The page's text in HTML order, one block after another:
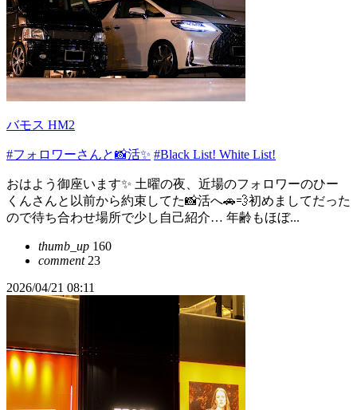
バモス HM2
#フォロワーさんと📸活✨ #Black List! White List!
おはよう御座います✨ 土曜の夜、近場のフォロワーのひー
くんさんと以前から約束してた📸活へ🚗💨初めましてだった
ので待ち合わせ場所で少し自己紹介… 年齢もほぼ...
thumb_up 160
comment23
2026/04/21 08:11